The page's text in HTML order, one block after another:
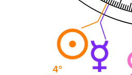
4°